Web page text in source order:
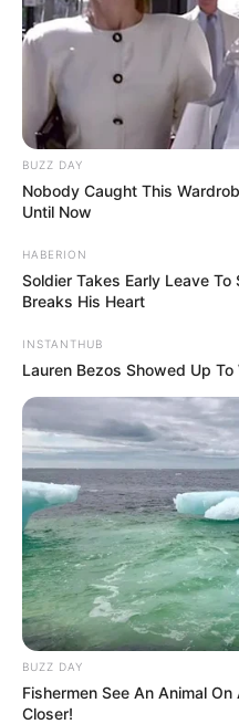
BUZZ DAY
Nobody Caught This
Until Now
HABERION
Soldier Takes Early Leave
Breaks His Heart
INSTANTHUB
Lauren Bezos Showed Up
BUZZ DAY
Fishermen See An Animal
Closer!